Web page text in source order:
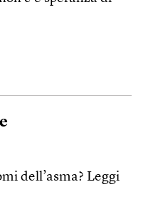
dell’asma? Leggi